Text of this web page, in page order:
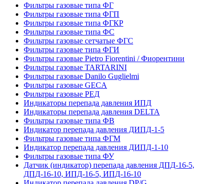
Фильтры газовые типа ФГ
Фильтры газовые типа ФГП
Фильтры газовые типа ФГКР
Фильтры газовые типа ФС
Фильтры газовые сетчатые ФГС
Фильтры газовые типа ФГИ
Фильтры газовые Pietro Fiorentini / Фиорентини
Фильтры газовые TARTARINI
Фильтры газовые Danilo Guglielmi
Фильтры газовые GECA
Фильтры газовые РЕД
Индикаторы перепада давления ИПД
Индикаторы перепада давления DELTA
Фильтры газовые типа ФВ
Индикатор перепада давления ДИПД-1-5
Фильтры газовые типа ФГМ
Индикатор перепада давления ДИПД-1-10
Фильтры газовые типа ФУ
Датчик (индикатор) перепада давления ДПД-16-5,
ДПД-16-10, ИПД-16-5, ИПД-16-10